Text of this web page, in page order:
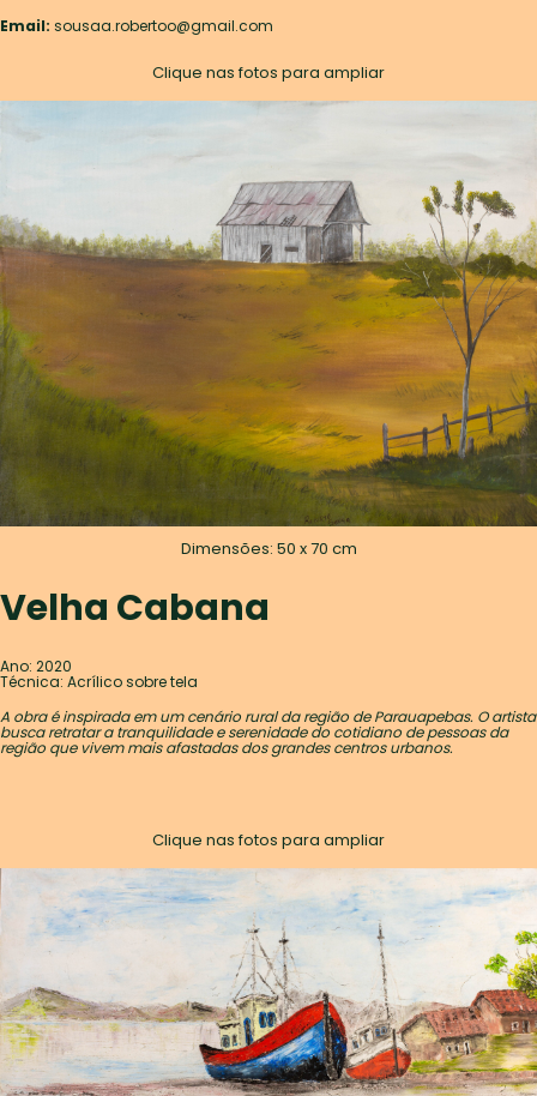
Email: sousaa.robertoo@gmail.com
Clique nas fotos para ampliar
Dimensões: 50 x 70 cm
Velha Cabana
Ano: 2020
Técnica: Acrílico sobre tela
A obra é inspirada em um cenário rural da região de Parauapebas. O artista
busca retratar a tranquilidade e serenidade do cotidiano de pessoas da
região que vivem mais afastadas dos grandes centros urbanos.
Clique nas fotos para ampliar